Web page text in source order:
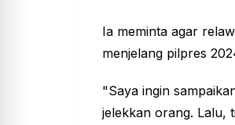
Ia meminta agar
menjelang pilpres
"Saya ingin
jelekkan orang. Lalu,